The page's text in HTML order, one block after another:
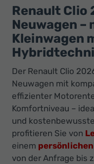
Ihr
Innovatives
Autohaus
Renault Clio
Neuwagen –
Kleinwagen
Der Renault Clio
Neuwagen mit
effizienter
Komfortniveau –
und
profitieren Sie von
einem
von der Anfrage bis